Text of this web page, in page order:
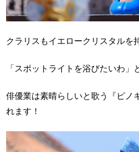
クラリスもイエロークリスタルを
「スポットライトを浴びたいわ」
俳優業は素晴らしいと歌う『ピノ
れます！